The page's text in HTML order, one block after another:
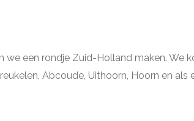
een rondje Zuid-Holland maken. We
Abcoude, Uithoorn, Hoorn en